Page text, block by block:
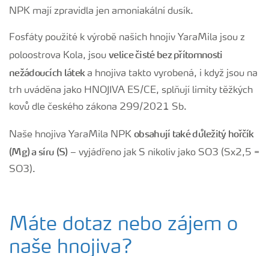
NPK mají zpravidla jen amoniakální dusík.
Fosfáty použité k výrobě našich hnojiv YaraMila jsou z
poloostrova Kola, jsou velice čisté bez přítomnosti
nežádoucích láteka hnojiva takto vyrobená, i když jsou na
trh uváděna jako HNOJIVA ES/CE, splňují limity těžkých
kovů dle českého zákona 299/2021 Sb.
Naše hnojiva YaraMila NPK obsahují také důležitý hořčík
(Mg) a síru (S)– vyjádřeno jak S nikoliv jako SO3 (Sx2,5 =
SO3).
Máte dotaz nebo zájem o
naše hnojiva?